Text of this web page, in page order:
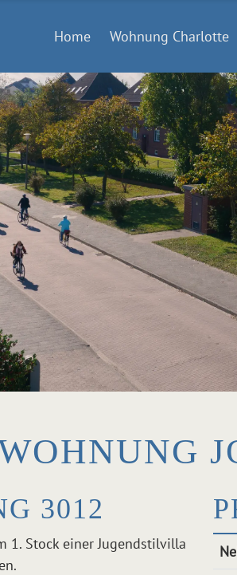
Home Wohnung Charlotte
3012
1. Stock einer Jugendstilvilla